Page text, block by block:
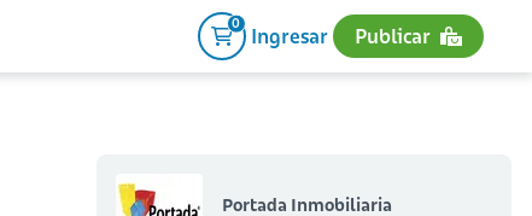
0
Ingresar Publicar
Portada Inmobiliaria